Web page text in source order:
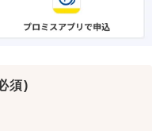
須)